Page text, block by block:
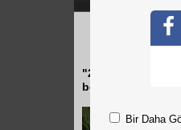
“2018
"2018 Troya Yılı"
belirlenen 49 afiş
Bir Daha